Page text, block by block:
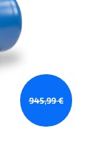
945,99 €